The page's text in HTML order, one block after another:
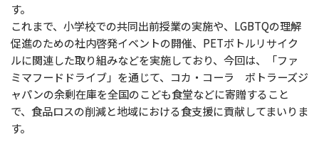
す。
これまで、小学校での共同出前授業の実施や、LGBTQの理解
促進のための社内啓発イベントの開催、PETボトルリサイク
ルに関連した取り組みなどを実施しており、今回は、「ファ
ミマフードドライブ」を通じて、コカ・コーラ ボトラーズジ
ャパンの余剰在庫を全国のこども食堂などに寄贈すること
で、食品ロスの削減と地域における食支援に貢献してまいりま
す。